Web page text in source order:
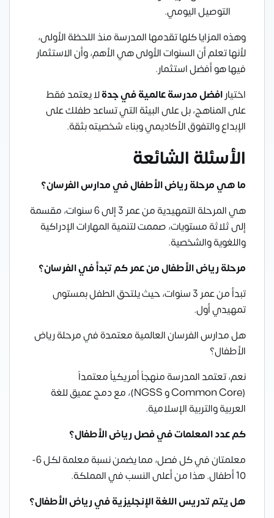
التوصيل اليومي.
وهذه المزايا كلها تقدمها المدرسة منذ اللحظة الأولى،
لأنها تعلم أن السنوات الأولى هي الأهم، وأن الاستثمار
فيها هو أفضل استثمار.
اختيارافضل مدرسة عالمية في جدةلا يعتمد فقط
على المناهج، بل على البيئة التي تساعد طفلك على
الإبداع والتفوق الأكاديمي وبناء شخصيته بثقة.
الأسئلة الشائعة
ما هي مرحلة رياض الأطفال في مدارس الفرسان؟
هي المرحلة التمهيدية من عمر 3 إلى 6 سنوات، مقسمة
إلى ثلاثة مستويات، صممت لتنمية المهارات الإدراكية
واللغوية والشخصية.
مرحلة رياض الأطفال من عمر كم تبدأ في الفرسان؟
تبدأ من عمر 3 سنوات، حيث يلتحق الطفل بمستوى
تمهيدي أول.
هل مدارس الفرسان العالمية معتمدة في مرحلة رياض
الأطفال؟
نعم، تعتمد المدرسة منهجاً أمريكياً معتمداً
(Common Core و NGSS)، مع دمج عميق للغة
العربية والتربية الإسلامية.
كم عدد المعلمات في فصل رياض الأطفال؟
معلمتان في كل فصل، مما يضمن نسبة معلمة لكل 6-
10 أطفال. هذا من أعلى النسب في المملكة.
هل يتم تدريس اللغة الإنجليزية في رياض الأطفال؟